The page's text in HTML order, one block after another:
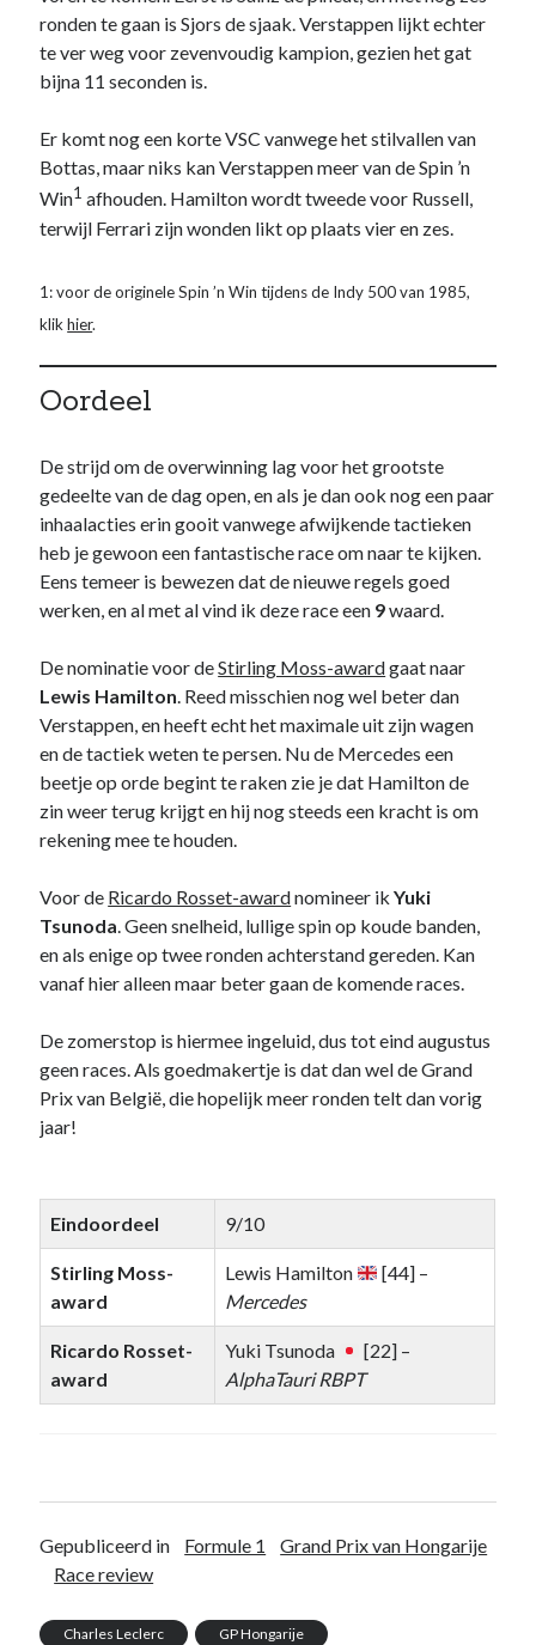
ronden te gaan is Sjors de sjaak. Verstappen lijkt echter
te ver weg voor zevenvoudig kampion, gezien het gat
bijna 11 seconden is.
Er komt nog een korte VSC vanwege het stilvallen van
Bottas, maar niks kan Verstappen meer van de Spin ’n
Win1 afhouden. Hamilton wordt tweede voor Russell,
terwijl Ferrari zijn wonden likt op plaats vier en zes.
1: voor de originele Spin ’n Win tijdens de Indy 500 van 1985,
klikhier.
Oordeel
De strijd om de overwinning lag voor het grootste
gedeelte van de dag open, en als je dan ook nog een paar
inhaalacties erin gooit vanwege afwijkende tactieken
heb je gewoon een fantastische race om naar te kijken.
Eens temeer is bewezen dat de nieuwe regels goed
werken, en al met al vind ik deze race een 9waard.
De nominatie voor deStirling Moss-awardgaat naar
Lewis Hamilton. Reed misschien nog wel beter dan
Verstappen, en heeft echt het maximale uit zijn wagen
en de tactiek weten te persen. Nu de Mercedes een
beetje op orde begint te raken zie je dat Hamilton de
zin weer terug krijgt en hij nog steeds een kracht is om
rekening mee te houden.
Voor de Ricardo Rosset-awardnomineer ikYuki
Tsunoda. Geen snelheid, lullige spin op koude banden,
en als enige op twee ronden achterstand gereden. Kan
vanaf hier alleen maar beter gaan de komende races.
De zomerstop is hiermee ingeluid, dus tot eind augustus
geen races. Als goedmakertje is dat dan wel de Grand
Prix van België, die hopelijk meer ronden telt dan vorig
jaar!
Eindoordeel 9/10
Stirling Moss-
award
Lewis Hamilton
[44] –
Mercedes
Ricardo Rosset-
award
Yuki Tsunoda
[22] –
AlphaTauri RBPT
Gepubliceerd in Formule 1
Grand Prix van Hongarije
Race review
Charles Leclerc GP Hongarije